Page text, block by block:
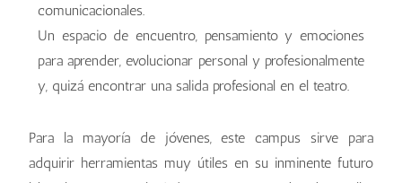
comunicacionales.
Un espacio de encuentro, pensamiento y emociones
para aprender, evolucionar personal y profesionalmente
y, quizá encontrar una salida profesional en el teatro.
Para la mayoría de jóvenes, este campus sirve para
adquirir herramientas muy útiles en su inminente futuro